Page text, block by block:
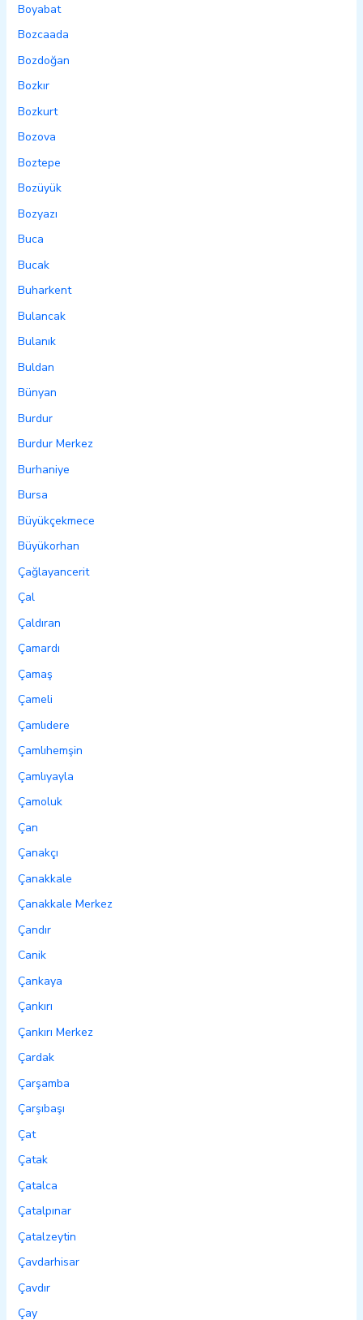
Boyabat
Bozcaada
Bozdoğan
Bozkır
Bozkurt
Bozova
Boztepe
Bozüyük
Bozyazı
Buca
Bucak
Buharkent
Bulancak
Bulanık
Buldan
Bünyan
Burdur
Burdur Merkez
Burhaniye
Bursa
Büyükçekmece
Büyükorhan
Çağlayancerit
Çal
Çaldıran
Çamardı
Çamaş
Çameli
Çamlıdere
Çamlıhemşin
Çamlıyayla
Çamoluk
Çan
Çanakçı
Çanakkale
Çanakkale Merkez
Çandır
Canik
Çankaya
Çankırı
Çankırı Merkez
Çardak
Çarşamba
Çarşıbaşı
Çat
Çatak
Çatalca
Çatalpınar
Çatalzeytin
Çavdarhisar
Çavdır
Çay